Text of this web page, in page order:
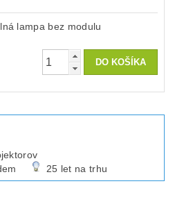
lampa bez modulu
25 let na trhu